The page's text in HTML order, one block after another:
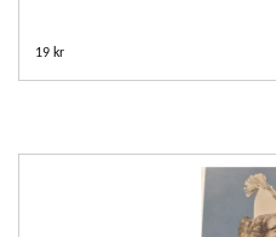
19 kr